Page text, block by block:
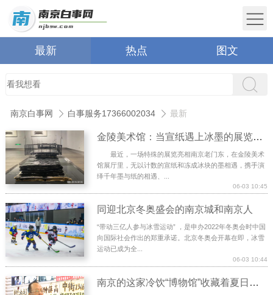
最新 热点 图文
南京白事网 白事服务17366002034 最新
金陵美术馆：当宣纸遇上冰墨的展览您见过吗？
最近，一场特殊的展览亮相南京老门东，在金陵美术
馆展厅里，无以计数的宣纸和冻成冰块的墨相遇，携手演
绎千年墨与纸的相遇、...
06-03 10:45
同迎北京冬奥盛会的南京城和南京人
“带动三亿人参与冰雪运动” ，是申办2022年冬奥会时中国
向国际社会作出的郑重承诺。北京冬奥会开幕在即，冰雪
运动已成为全...
06-03 10:44
南京的这家冷饮“博物馆”收藏着夏日旧时光